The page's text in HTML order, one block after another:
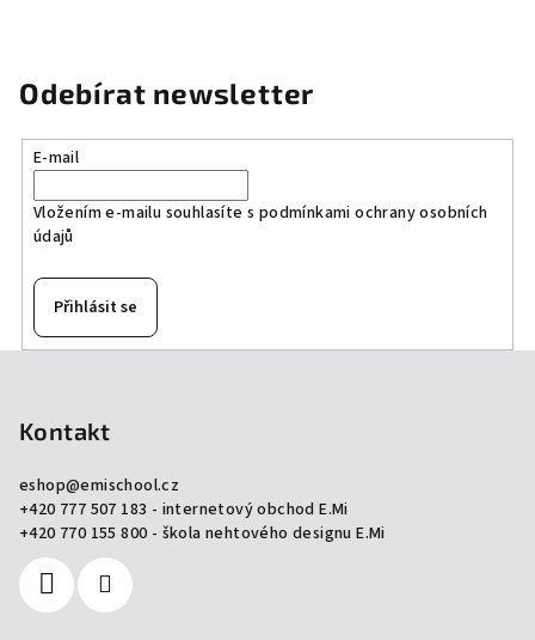
Odebírat newsletter
E-mail
Vložením e-mailu souhlasíte s podmínkami ochrany osobních
údajů
Přihlásit se
Kontakt
eshop@emischool.cz
+420 777 507 183 - internetový obchod E.Mi
+420 770 155 800 - škola nehtového designu E.Mi